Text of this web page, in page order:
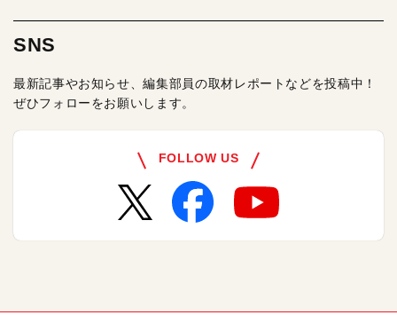
SNS
最新記事やお知らせ、編集部員の取材レポートなどを投稿中！
ぜひフォローをお願いします。
FOLLOW US